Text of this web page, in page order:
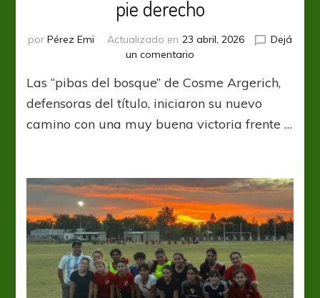
pie derecho
por Pérez Emi Actualizado en 23 abril, 2026
Dejá
un comentario
campeonas
comenzaron
el
Las “pibas del bosque” de Cosme Argerich,
defensoras del título, iniciaron su nuevo
camino con una muy buena victoria frente …